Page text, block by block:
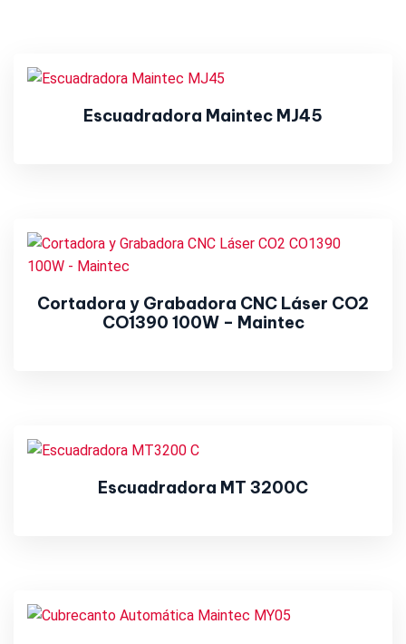
Escuadradora Maintec MJ45
Cortadora y Grabadora CNC Láser CO2
CO1390 100W – Maintec
Escuadradora MT 3200C